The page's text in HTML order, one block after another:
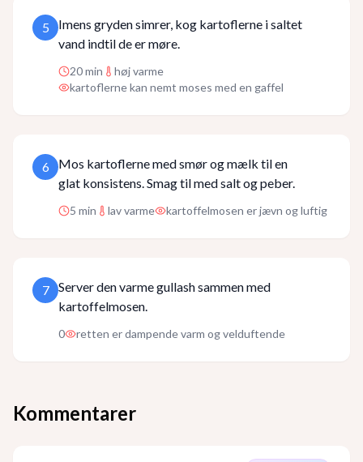
5
Imens gryden simrer, kog kartoflerne i saltet
vand indtil de er møre.
20min
høj varme
kartoflerne kan nemt moses med en gaffel
6
Mos kartoflerne med smør og mælk til en
glat konsistens. Smag til med salt og peber.
5 min lav varme kartoffelmosen er jævn og luftig
7
Server den varme gullash sammen med
kartoffelmosen.
0 retten er dampende varm og velduftende
Kommentarer